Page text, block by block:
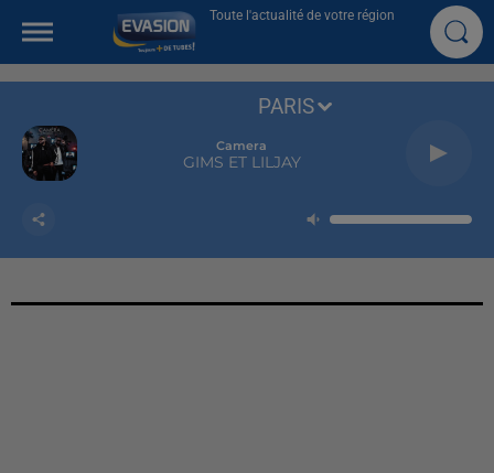
Toute l'actualité de votre région
Camera
GIMS ET LILJAY
PARIS